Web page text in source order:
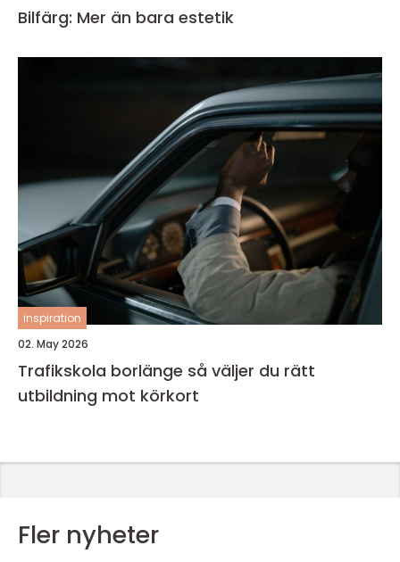
Bilfärg: Mer än bara estetik
inspiration
02. May 2026
Trafikskola borlänge så väljer du rätt
utbildning mot körkort
Fler nyheter